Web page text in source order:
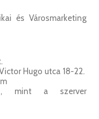
és Városmarketing
Hugo utca 18-22.
, mint a szerver